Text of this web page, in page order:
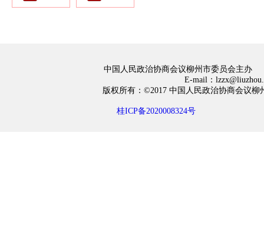
中国人民政治协商会议柳州市委员会主办
E-mail：
版权所有：©2017 中国人民政治协商会
桂ICP备2020008324号